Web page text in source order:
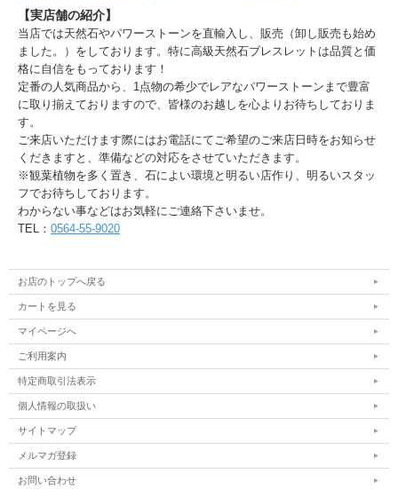
【実店舗の紹介】
当店では天然石やパワーストーンを直輸入し、販売（卸し販売も始め
ました。）をしております。特に高級天然石ブレスレットは品質と価
格に自信をもっております！
定番の人気商品から、1点物の希少でレアなパワーストーンまで豊富
に取り揃えておりますので、皆様のお越しを心よりお待ちしておりま
す。
ご来店いただけます際にはお電話にてご希望のご来店日時をお知らせ
くだきますと、準備などの対応をさせていただきます。
※観葉植物を多く置き、石によい環境と明るい店作り、明るいスタッ
フでお待ちしております。
わからない事などはお気軽にご連絡下さいませ。
TEL： 0564-55-9020
お店のトップへ戻る
カートを見る
マイページへ
ご利用案内
特定商取引法表示
個人情報の取扱い
サイトマップ
メルマガ登録
お問い合わせ